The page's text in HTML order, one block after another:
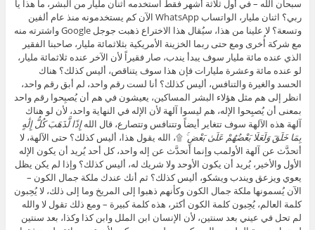
سبحان الله – في أول ثلاثة أشهر فقط استخدمه اثنان مليار من البشر، ما هذا يا
ربي؟ اثنان مليار، الواتساب WhatsApp الآن كم يستخدمونه منذ عام ألفين
وتسعة؟ لا علينا من هذا، سيُقال هذا الاختراع ذهبت جوجل Google واشترته منه
مع شركة أُخرى ومع حتى ربما الخزينة الأمريكية بثلاثمائة مليار، صاحبنا الفقير
الذي عنده مائة مليار سوف يبدأ يندب، صار فقيراً لأن الآخر عنده ثلاثمائة مليار،
لو عنده مائة وعشرة مليارات فإن هذا سوف يتناقص، أليس كذلك؟ هناك
الحسد والغيرة والتنافس، أليس كذلك؟ أنا لست رقم واحد، لم أبق رقم واحد،
انظر إلى هم مثل هؤلاء البشر المساكين، يعيشون في هم أن يُصبِحوا رقم واحد
بمعنى أن يُصبِحوا الإله، هم ليسوا آلهة لأن الإله في النهاية واحد، لأن لو هناك
آلهة هذه الآلهة سوف تتغاير أيضاً وتتنافس وتتصارع، قال اللهإِذًا لَّذَهَبَ كُلُّ إِلَٰهٍ
بِمَا خَلَقَ وَلَعَلَا بَعْضُهُمْ عَلَىٰ بَعْضٍ ۚ ۩، الله يقول هذا، أليس كذلك؟ حتى الآلهة، لا
أتحدَّث عن آلهة الأولمب وإنما أتحدَّث عن إله واحد، كل أحد يُريد أن يكون الإله
الأول والأخير، يُريد أن يكون الأوحد ولا شريك له، أليس كذلك؟ وإذا لم يكن يظل
يعوي ويزعق ويندب ويشكو، أليس كذلك؟ ثم أنك عندك ملكة جمال الكون –
الآن يُسمونها ملكة جمال الكون وكأنهم ذهبوا إلى المريخ وما إلى ذلك، لا يُحِبون
كلمة العالم، يُحِبون كلمة الكون أكثر، هذه كلمة كبيرة – ومع ذلك تقول لا والله
لم تحل في عيني بعد سنتين، لأن الإنسان ابن الملل وابن كذا وكذا، بعد سنتين